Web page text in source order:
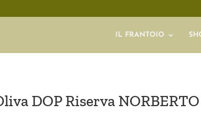
IL FRANTOIO
DOP Riserva